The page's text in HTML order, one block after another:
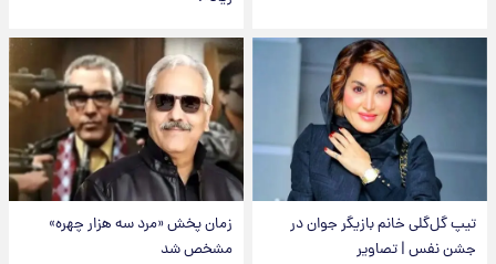
تیپ گل‌گلی خانم بازیگر جوان در
جشن نفس | تصاویر
زمان پخش «مرد سه هزار چهره»
مشخص شد